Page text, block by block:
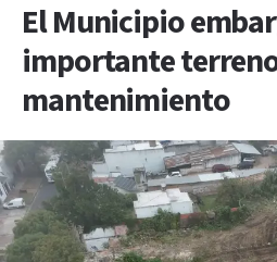
El Municipio
importante
mantenimiento